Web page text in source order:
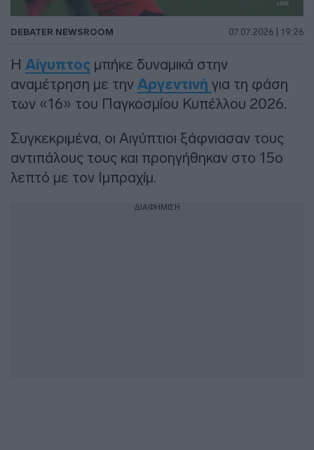
DEBATER NEWSROOM 07.07.2026 | 19:26
Η Αίγυπτος μπήκε δυναμικά στην
αναμέτρηση με την Αργεντινή για τη φάση
των «16» του Παγκοσμίου Κυπέλλου 2026.
Συγκεκριμένα, οι Αιγύπτιοι ξάφνιασαν τους
αντιπάλους τους και προηγήθηκαν στο 15ο
λεπτό με τον Ιμπραχίμ.
ΔΙΑΦΗΜΙΣΗ